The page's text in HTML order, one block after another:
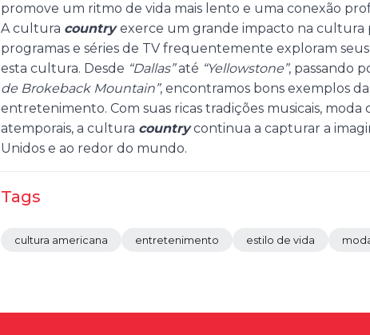
promove um ritmo de vida mais lento e uma conexão
A cultura countryexerce um grande impacto na cultura
programas e séries de TV frequentemente exploram
esta cultura. Desde “Dallas”até “Yellowstone”, passando
de Brokeback Mountain”, encontramos bons exemplos
entretenimento. Com suas ricas tradições musicais, moda
atemporais, a cultura countrycontinua a capturar a
Unidos e ao redor do mundo.
Tags
cultura americana entretenimento estilo de vida